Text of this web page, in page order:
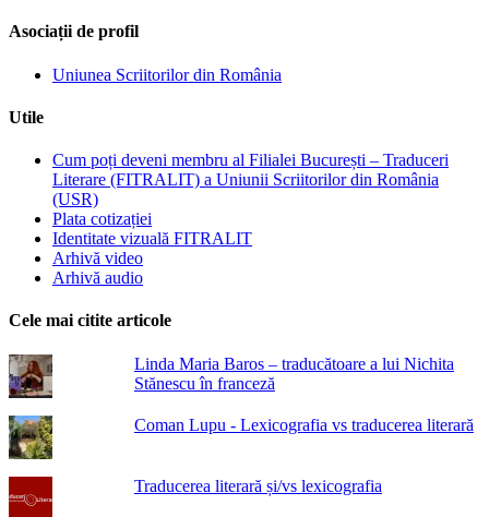
Asociații de profil
Uniunea Scriitorilor din România
Utile
Cum poți deveni membru al Filialei București – Traduceri
Literare (FITRALIT) a Uniunii Scriitorilor din România
(USR)
Plata cotizației
Identitate vizuală FITRALIT
Arhivă video
Arhivă audio
Cele mai citite articole
Linda Maria Baros – traducătoare a lui Nichita
Stănescu în franceză
Coman Lupu - Lexicografia vs traducerea literară
Traducerea literară și/vs lexicografia